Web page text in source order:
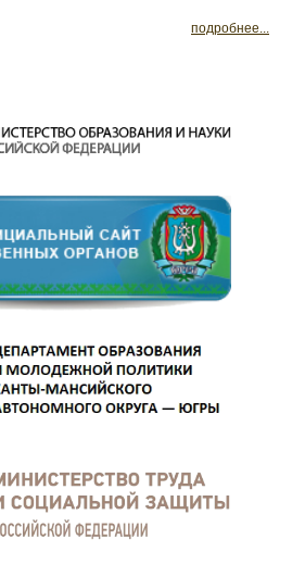
подробнее...